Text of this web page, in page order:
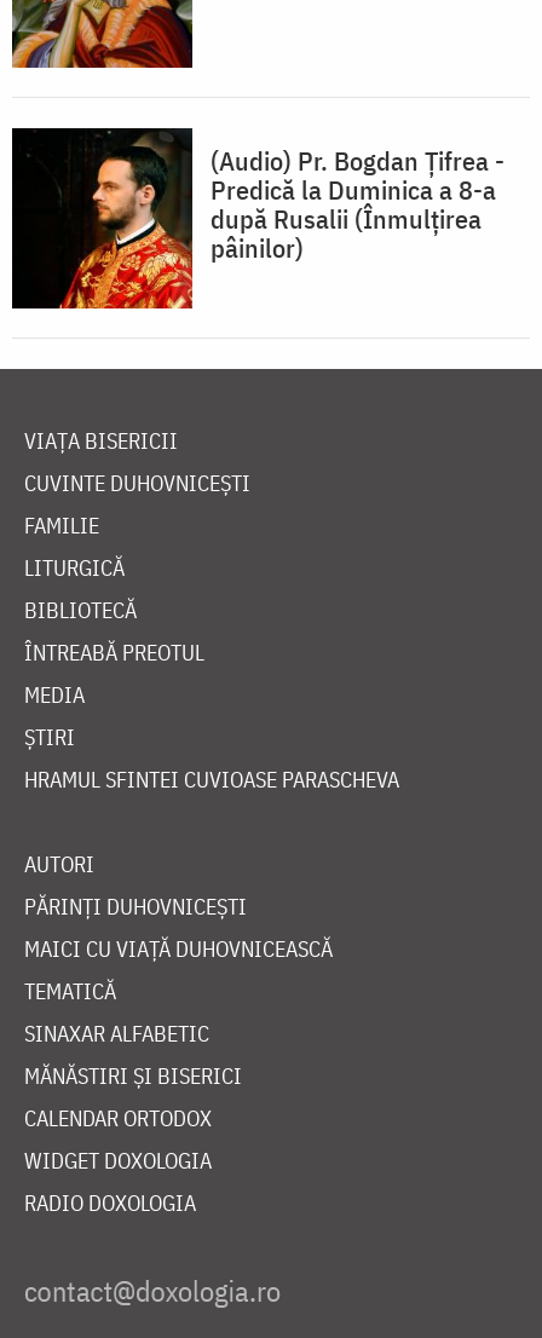
(Audio) Pr. Bogdan Țifrea -
Predică la Duminica a 8-a
după Rusalii (Înmulțirea
pâinilor)
VIAȚA BISERICII
CUVINTE DUHOVNICEȘTI
FAMILIE
LITURGICĂ
BIBLIOTECĂ
ÎNTREABĂ PREOTUL
MEDIA
ȘTIRI
HRAMUL SFINTEI CUVIOASE PARASCHEVA
AUTORI
PĂRINȚI DUHOVNICEȘTI
MAICI CU VIAȚĂ DUHOVNICEASCĂ
TEMATICĂ
SINAXAR ALFABETIC
MĂNĂSTIRI ȘI BISERICI
CALENDAR ORTODOX
WIDGET DOXOLOGIA
RADIO DOXOLOGIA